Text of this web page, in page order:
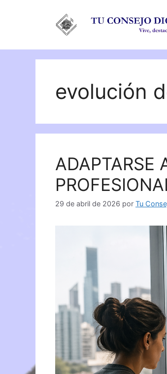
evolución
ADAPTARSE
29 de abril de 2026 por Tu